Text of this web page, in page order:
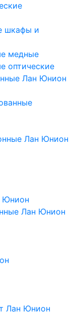
шкафы и
медные
оптические
Лан Юнион
Лан Юнион
Юнион
Лан Юнион
Лан Юнион